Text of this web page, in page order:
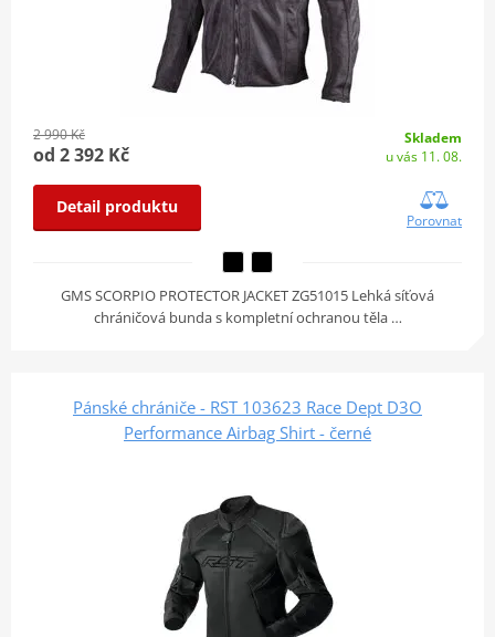
2 990 Kč
od 2 392 Kč
Skladem
u vás 11. 08.
Detail produktu
Porovnat
GMS SCORPIO PROTECTOR JACKET ZG51015 Lehká síťová
chráničová bunda s kompletní ochranou těla …
Pánské chrániče - RST 103623 Race Dept D3O
Performance Airbag Shirt - černé